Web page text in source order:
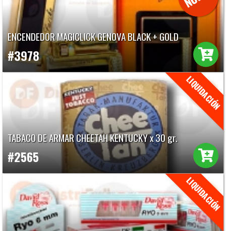
ENCENDEDOR MAGICLICK GENOVA BLACK + GOLD
#3978
TABACO DE ARMAR CHEETAH KENTUCKY x 30 gr.
#2565